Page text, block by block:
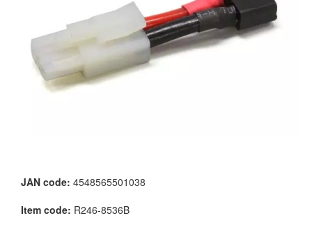
JAN code: 4548565501038
Item code: R246-8536B